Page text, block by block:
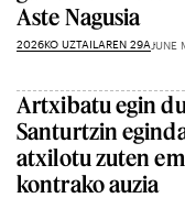
Aste Nagusia
2026KO UZTAILAREN 29A JUNE
Artxibatu egin
Santurtzin
atxilotu zuten
kontrako auzia